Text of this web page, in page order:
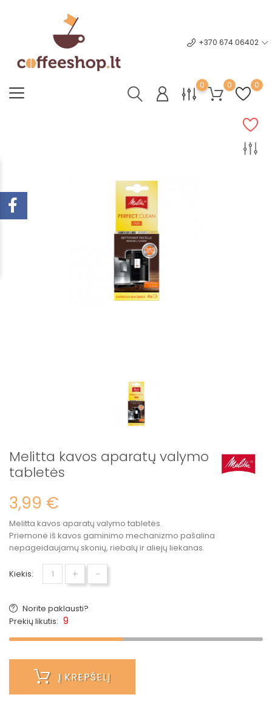
+370 674 06402
0 0 0
Melitta kavos aparatų valymo
tabletės
3,99 €
Melitta kavos aparatų valymo tabletės.
Priemonė iš kavos gaminimo mechanizmo pašalina
nepageidaujamų skonių, riebalų ir aliejų liekanas.
Kiekis: + -
Norite paklausti?
Prekių likutis: 9
Į KREPŠELĮ